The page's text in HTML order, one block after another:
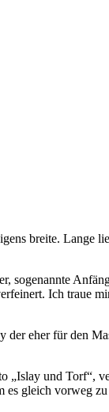
breite.
sogenannte
Ich traue
eher für den
„Islay und Torf“,
gleich vorweg